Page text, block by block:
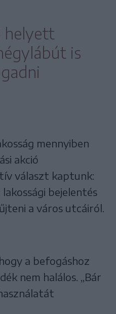
helyett
is
mennyiben
akció
választ kaptunk:
bejelentés
a város utcáiról.
a befogáshoz
nem halálos. „Bár